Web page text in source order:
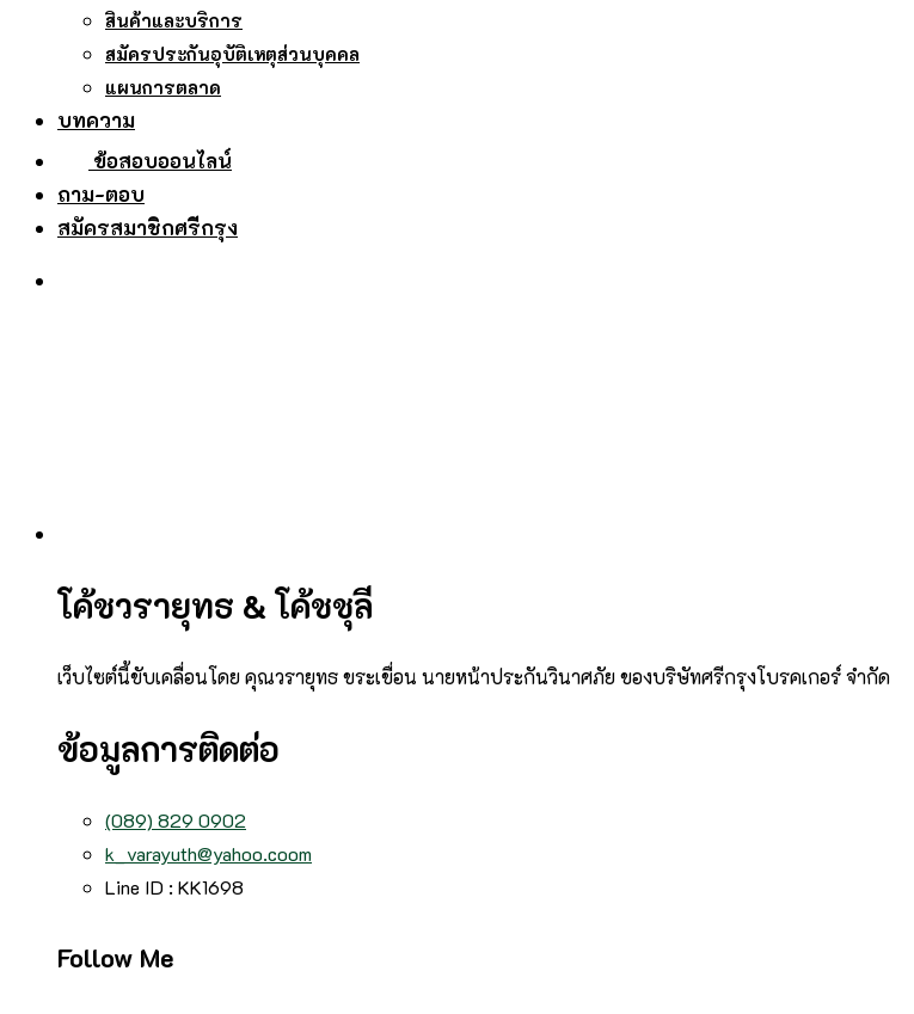
สินค้าและบริการ
สมัครประกันอุบัติเหตุส่วนบุคคล
แผนการตลาด
บทความ
ข้อสอบออนไลน์
ถาม-ตอบ
สมัครสมาชิกศรีกรุง
โค้ชวรายุทธ & โค้ชชุลี
เว็บไซต์นี้ขับเคลื่อนโดย คุณวรายุทธ ขระเขื่อน นายหน้าประกันวินาศภัย ของบริษัทศรีกรุงโบรคเกอร์ จำกัด
ข้อมูลการติดต่อ
(089) 829 0902
k_varayuth@yahoo.coom
Line ID : KK1698
Follow Me